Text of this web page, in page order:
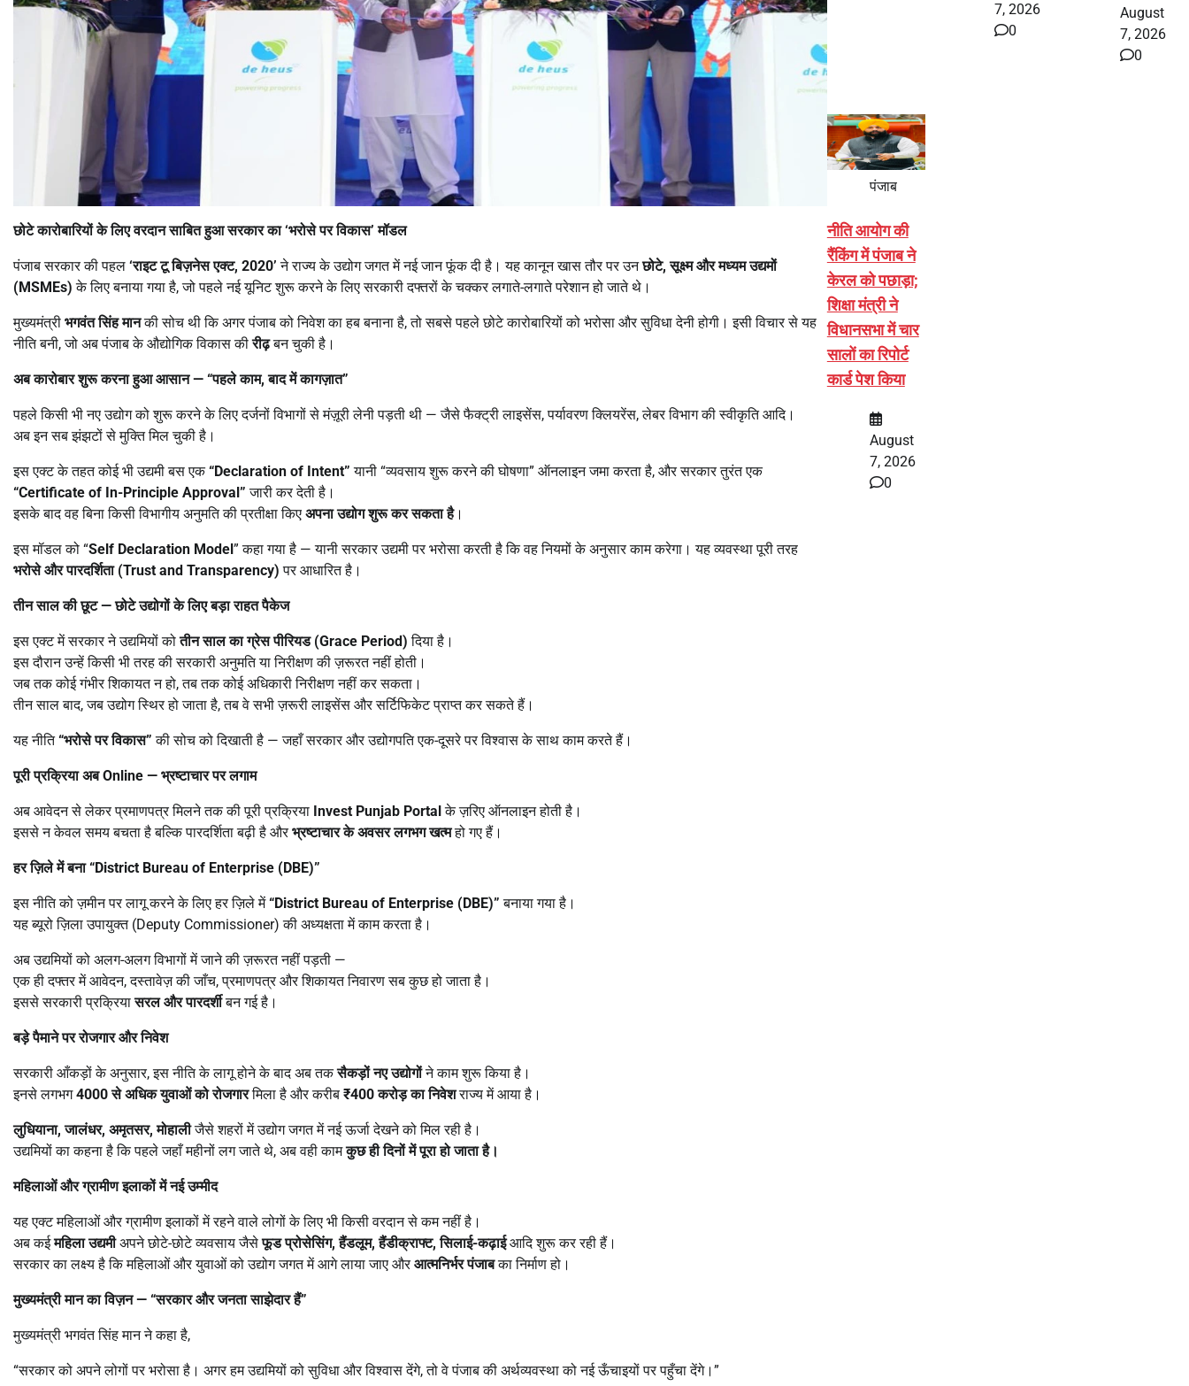
छोटे कारोबारियों के लिए वरदान साबित हुआ सरकार का‘भरोसे पर विकास’मॉडल
पंजाब सरकार की पहल ‘राइट टू बिज़नेस एक्ट, 2020’ ने राज्य के उद्योग जगत में नई जान फूंक दी है। यह कानून खास तौर पर उनछोटे,सूक्ष्म और मध्यम उद्यमों
(MSMEs) के लिए बनाया गया है, जो पहले नई यूनिट शुरू करने के लिए सरकारी दफ्तरों के चक्कर लगाते-लगाते परेशान हो जाते थे।
मुख्यमंत्री भगवंत सिंह मानकी सोच थी कि अगर पंजाब को निवेश का हब बनाना है, तो सबसे पहले छोटे कारोबारियों को भरोसा और सुविधा देनी होगी। इसी विचार से यह
नीति बनी, जो अब पंजाब के औद्योगिक विकास कीरीढ़बन चुकी है।
अब कारोबार शुरू करना हुआ आसान— “पहले काम,बाद में कागज़ात”
पहले किसी भी नए उद्योग को शुरू करने के लिए दर्जनों विभागों से मंज़ूरी लेनी पड़ती थी — जैसे फैक्ट्री लाइसेंस, पर्यावरण क्लियरेंस, लेबर विभाग की स्वीकृति आदि।
अब इन सब झंझटों से मुक्ति मिल चुकी है।
इस एक्ट के तहत कोई भी उद्यमी बस एक“Declaration of Intent” यानी “व्यवसाय शुरू करने की घोषणा” ऑनलाइन जमा करता है, और सरकार तुरंत एक
“Certificate of In-Principle Approval” जारी कर देती है।
इसके बाद वह बिना किसी विभागीय अनुमति की प्रतीक्षा किए अपना उद्योग शुरू कर सकता है।
इस मॉडल को “Self Declaration Model” कहा गया है — यानी सरकार उद्यमी पर भरोसा करती है कि वह नियमों के अनुसार काम करेगा। यह व्यवस्था पूरी तरह
भरोसे और पारदर्शिता (Trust and Transparency) पर आधारित है।
तीन साल की छूट—छोटे उद्योगों के लिए बड़ा राहत पैकेज
इस एक्ट में सरकार ने उद्यमियों कोतीन साल का ग्रेस पीरियड (Grace Period) दिया है।
इस दौरान उन्हें किसी भी तरह की सरकारी अनुमति या निरीक्षण की ज़रूरत नहीं होती।
जब तक कोई गंभीर शिकायत न हो, तब तक कोई अधिकारी निरीक्षण नहीं कर सकता।
तीन साल बाद, जब उद्योग स्थिर हो जाता है, तब वे सभी ज़रूरी लाइसेंस और सर्टिफिकेट प्राप्त कर सकते हैं।
यह नीति“भरोसे पर विकास” की सोच को दिखाती है — जहाँ सरकार और उद्योगपति एक-दूसरे पर विश्वास के साथ काम करते हैं।
पूरी प्रक्रिया अबOnline — भ्रष्टाचार पर लगाम
अब आवेदन से लेकर प्रमाणपत्र मिलने तक की पूरी प्रक्रिया Invest Punjab Portalके ज़रिए ऑनलाइन होती है।
इससे न केवल समय बचता है बल्कि पारदर्शिता बढ़ी है औरभ्रष्टाचार के अवसर लगभग खत्महो गए हैं।
हर ज़िले में बना“District Bureau of Enterprise (DBE)”
इस नीति को ज़मीन पर लागू करने के लिए हर ज़िले में“District Bureau of Enterprise (DBE)” बनाया गया है।
यह ब्यूरो ज़िला उपायुक्त (Deputy Commissioner) की अध्यक्षता में काम करता है।
अब उद्यमियों को अलग-अलग विभागों में जाने की ज़रूरत नहीं पड़ती —
एक ही दफ्तर में आवेदन, दस्तावेज़ की जाँच, प्रमाणपत्र और शिकायत निवारण सब कुछ हो जाता है।
इससे सरकारी प्रक्रियासरल और पारदर्शीबन गई है।
बड़े पैमाने पर रोजगार और निवेश
सरकारी आँकड़ों के अनुसार, इस नीति के लागू होने के बाद अब तकसैकड़ों नए उद्योगोंने काम शुरू किया है।
इनसे लगभग4000से अधिक युवाओं को रोजगारमिला है और करीब ₹400करोड़ का निवेशराज्य में आया है।
लुधियाना,जालंधर, अमृतसर,मोहालीजैसे शहरों में उद्योग जगत में नई ऊर्जा देखने को मिल रही है।
उद्यमियों का कहना है कि पहले जहाँ महीनों लग जाते थे, अब वही कामकुछ ही दिनों में पूरा हो जाता है।
महिलाओं और ग्रामीण इलाकों में नई उम्मीद
यह एक्ट महिलाओं और ग्रामीण इलाकों में रहने वाले लोगों के लिए भी किसी वरदान से कम नहीं है।
अब कईमहिला उद्यमीअपने छोटे-छोटे व्यवसाय जैसेफूड प्रोसेसिंग,हैंडलूम,हैंडीक्राफ्ट,सिलाई-कढ़ाईआदि शुरू कर रही हैं।
सरकार का लक्ष्य है कि महिलाओं और युवाओं को उद्योग जगत में आगे लाया जाए औरआत्मनिर्भर पंजाबका निर्माण हो।
मुख्यमंत्री मान का विज़न— “सरकार और जनता साझेदार हैं”
मुख्यमंत्री भगवंत सिंह मान ने कहा है,
“सरकार को अपने लोगों पर भरोसा है। अगर हम उद्यमियों को सुविधा और विश्वास देंगे, तो वे पंजाब की अर्थव्यवस्था को नई ऊँचाइयों पर पहुँचा देंगे।”
7, 2026
0
August
7, 2026
0
पंजाब
नीति आयोग की
रैंकिंग में पंजाब ने
केरल को पछाड़ा;
शिक्षा मंत्री ने
विधानसभा में चार
सालों का रिपोर्ट
कार्ड पेश किया
August
7, 2026
0